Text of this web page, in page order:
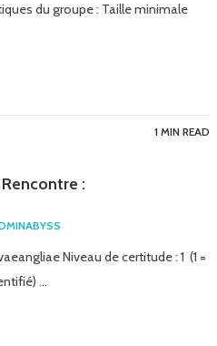
du groupe : Taille minimale
1 MIN READ
:
Niveau de certitude : 1 (1 =
…